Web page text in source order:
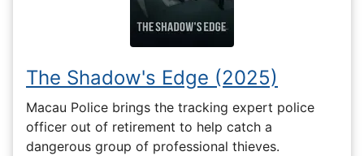
The Shadow's Edge (2025)
Macau Police brings the tracking expert police
officer out of retirement to help catch a
dangerous group of professional thieves.